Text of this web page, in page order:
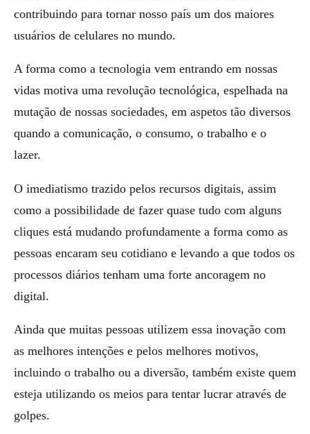
contribuindo para tornar nosso país um dos maiores
usuários de celulares no mundo.
A forma como a tecnologia vem entrando em nossas
vidas motiva uma revolução tecnológica, espelhada na
mutação de nossas sociedades, em aspetos tão diversos
quando a comunicação, o consumo, o trabalho e o
lazer.
O imediatismo trazido pelos recursos digitais, assim
como a possibilidade de fazer quase tudo com alguns
cliques está mudando profundamente a forma como as
pessoas encaram seu cotidiano e levando a que todos os
processos diários tenham uma forte ancoragem no
digital.
Ainda que muitas pessoas utilizem essa inovação com
as melhores intenções e pelos melhores motivos,
incluindo o trabalho ou a diversão, também existe quem
esteja utilizando os meios para tentar lucrar através de
golpes.